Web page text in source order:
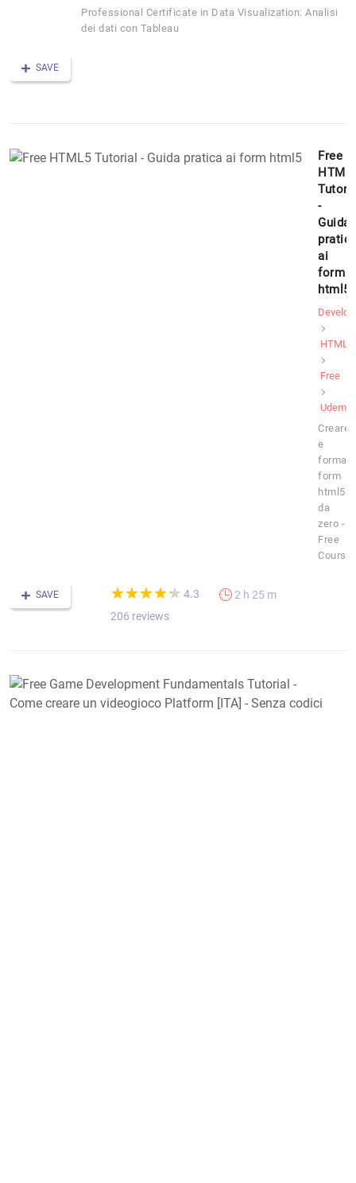
Professional Certificate in Data Visualization: Analisi
dei dati con Tableau
SAVE
Free
-
Guida
ai
form
html5
HTML
Free
Udemy
Creare
e
form
html5
da
zero -
Free
Course
SAVE (*)
★
★
(*)★
★
(*) ★
★
(*) ★
★
(*) ★
★ 4.3
206 reviews
2 h 25 m